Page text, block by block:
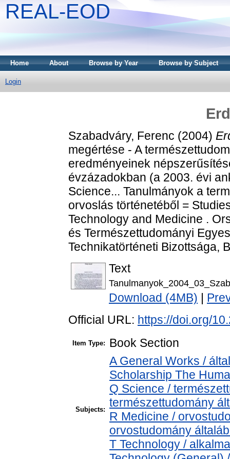
REAL-EOD
Home About Browse by Year Browse by Subject
Login
Szabadváry, Ferenc (2004)
megértése - A
eredményeinek
évzázadokban (a 2003. évi
Science... Tanulmányok a
orvoslás történetéből =
Technology and Medicine .
és Természettudományi
Technikatörténeti Bizottsága,
Text
Download (4MB)
Official URL: https://doi.org/
Item Type: Book Section
Subjects:
A General Works /
Scholarship The
Q Science /
természettudomány
R Medicine /
orvostudomány
T Technology /